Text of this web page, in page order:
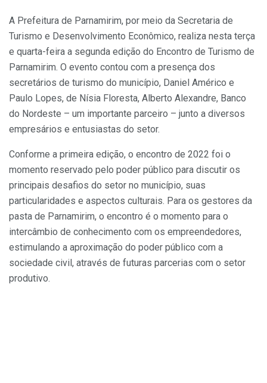
A Prefeitura de Parnamirim, por meio da Secretaria de
Turismo e Desenvolvimento Econômico, realiza nesta terça
e quarta-feira a segunda edição do Encontro de Turismo de
Parnamirim. O evento contou com a presença dos
secretários de turismo do município, Daniel Américo e
Paulo Lopes, de Nísia Floresta, Alberto Alexandre, Banco
do Nordeste – um importante parceiro – junto a diversos
empresários e entusiastas do setor.
Conforme a primeira edição, o encontro de 2022 foi o
momento reservado pelo poder público para discutir os
principais desafios do setor no município, suas
particularidades e aspectos culturais. Para os gestores da
pasta de Parnamirim, o encontro é o momento para o
intercâmbio de conhecimento com os empreendedores,
estimulando a aproximação do poder público com a
sociedade civil, através de futuras parcerias com o setor
produtivo.